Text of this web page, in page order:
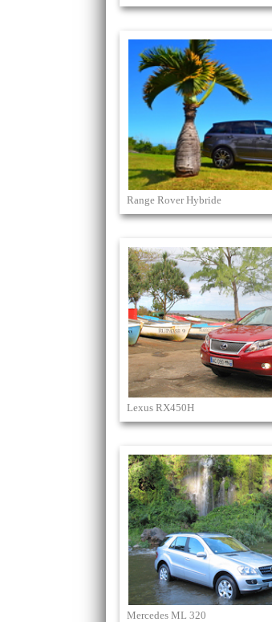
Range Rover Hybride
Lexus RX450H
Mercedes ML 320